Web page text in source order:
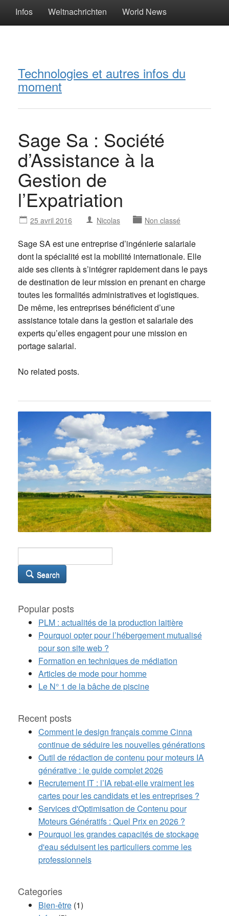
Infos Weltnachrichten World News
Technologies et autres infos du
moment
Sage Sa : Société
d’Assistance à la
Gestion de
l’Expatriation
25 avril 2016 Nicolas Non classé
Sage SA est une entreprise d’ingénierie salariale
dont la spécialité est la mobilité internationale. Elle
aide ses clients à s’intégrer rapidement dans le pays
de destination de leur mission en prenant en charge
toutes les formalités administratives et logistiques.
De même, les entreprises bénéficient d’une
assistance totale dans la gestion et salariale des
experts qu’elles engagent pour une mission en
portage salarial.
No related posts.
Search
Popular posts
PLM : actualités de la production laitière
Pourquoi opter pour l’hébergement mutualisé
pour son site web ?
Formation en techniques de médiation
Articles de mode pour homme
Le N° 1 de la bâche de piscine
Recent posts
Comment le design français comme Cinna
continue de séduire les nouvelles générations
Outil de rédaction de contenu pour moteurs IA
générative : le guide complet 2026
Recrutement IT : l’IA rebat-elle vraiment les
cartes pour les candidats et les entreprises ?
Services d'Optimisation de Contenu pour
Moteurs Génératifs : Quel Prix en 2026 ?
Pourquoi les grandes capacités de stockage
d'eau séduisent les particuliers comme les
professionnels
Categories
Bien-être (1)